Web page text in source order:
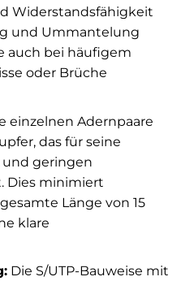
Widerstandsfähigkeit
und Ummantelung
auch bei häufigem
oder Brüche
einzelnen Adernpaare
das für seine
geringen
Dies minimiert
Länge von 15
klare
Die S/UTP-Bauweise mit